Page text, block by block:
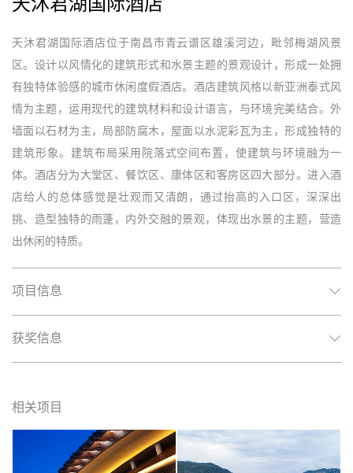
天沐君湖国际酒店位于南昌市青云谱区雄溪河边，毗邻梅湖风景
区。设计以风情化的建筑形式和水景主题的景观设计，形成一处拥
有独特体验感的城市休闲度假酒店。酒店建筑风格以新亚洲泰式风
情为主题，运用现代的建筑材料和设计语言，与环境完美结合。外
墙面以石材为主，局部防腐木，屋面以水泥彩瓦为主，形成独特的
建筑形象。建筑布局采用院落式空间布置，使建筑与环境融为一
体。酒店分为大堂区、餐饮区、康体区和客房区四大部分。进入酒
店给人的总体感觉是壮观而又清朗，通过抬高的入口区，深深出
挑、造型独特的雨蓬，内外交融的景观，体现出水景的主题，营造
出休闲的特质。
项目信息
获奖信息
相关项目